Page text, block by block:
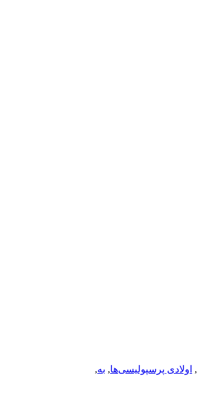
, اولادی پرسپولیسی‌ها, به,